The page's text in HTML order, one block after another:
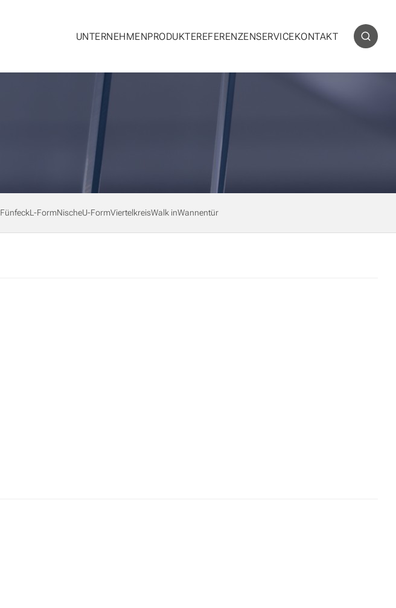
UNTERNEHMENPRODUKTEREFERENZENSERVICEKONTAKT
FünfeckL-FormNischeU-FormViertelkreisWalk inWannentür